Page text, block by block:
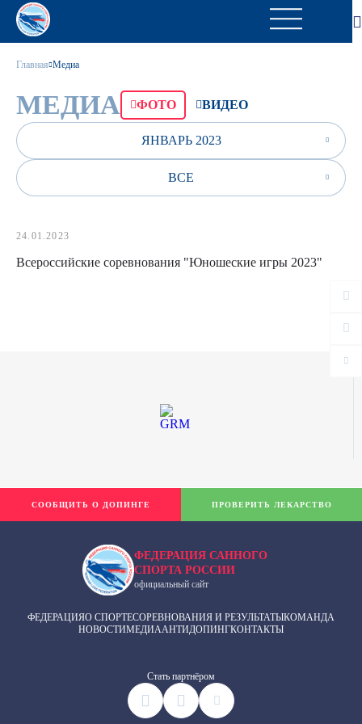
Главная Медиа
МЕДИА ФОТО ВИДЕО
ЯНВАРЬ 2023
ВСЕ
24.01.2023
Всероссийские соревнования "Юношеские игры 2023"
ФЕДЕРАЦИЯ САННОГО
СПОРТА РОССИИ
официальный сайт
ФЕДЕРАЦИЯО СПОРТЕСОРЕВНОВАНИЯ И РЕЗУЛЬТАТЫКОМАНДА
НОВОСТИМЕДИААНТИДОПИНГКОНТАКТЫ
Cтать партнёром
СООБЩИТЬ О ДОПИНГЕ ПРОВЕРИТЬ ЛЕКАРСТВО